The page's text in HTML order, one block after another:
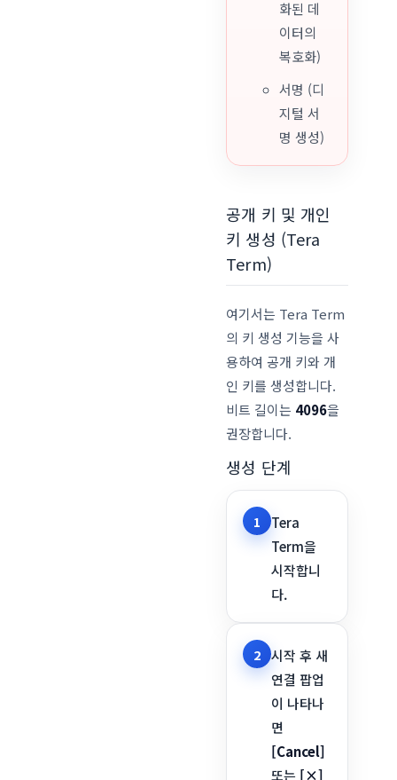
화된 데
이터의
복호화)
서명 (디
지털 서
명 생성)
공개 키 및 개인
키 생성 (Tera
Term)
여기서는 Tera Term
의 키 생성 기능을 사
용하여 공개 키와 개
인 키를 생성합니다.
비트 길이는 4096을
권장합니다.
생성 단계
1
Tera
Term을
시작합니
다.
2 시작 후 새
연결 팝업
이 나타나
면
[Cancel]
또는 [×]